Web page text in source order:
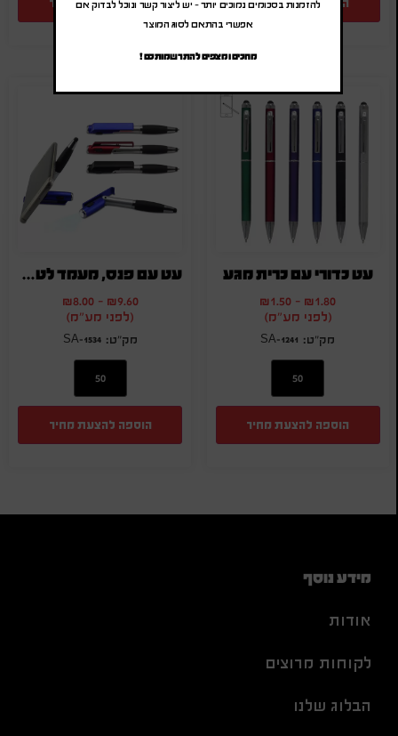
עט כדורי עם כרית מגע
₪1.80
-
₪1.50
(לפני מע"מ)
SA-1241
הוספה להצעת מחיר
עט עם פנס, מעמד לטלפון וכרית מגע באחד
₪9.60
-
₪8.00
(לפני מע"מ)
SA-1534
הוספה להצעת מחיר
מידע נוסף
אודות
לקוחות מרוצים
הבלוג שלנו
להזמנות בסכומים נמוכים יותר – יש ליצור קשר ונוכל לבדוק אם
אפשרי בהתאם לסוג המוצר
מחכים ומצפים להתרשמותכם !